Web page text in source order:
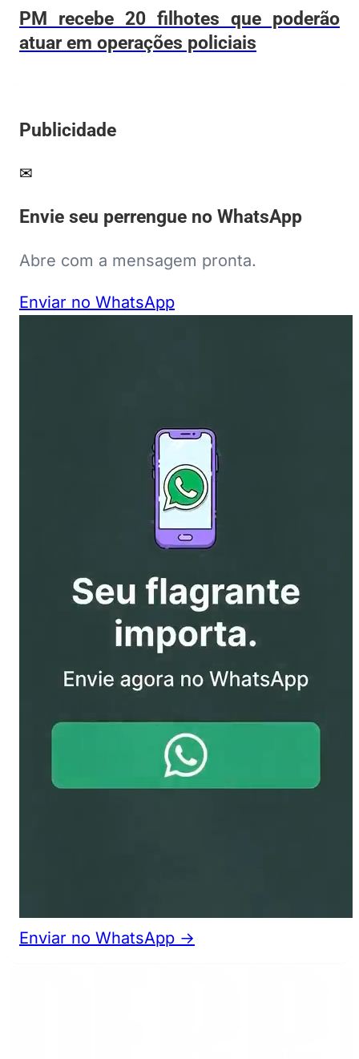
PM recebe 20 filhotes que poderão
atuar em operações policiais
Publicidade
✉
Envie seu perrengue no WhatsApp
Abre com a mensagem pronta.
Enviar no WhatsApp
Enviar no WhatsApp →